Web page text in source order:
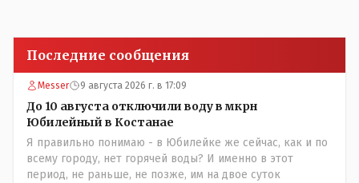
Последние сообщения
Messer 9 августа 2026 г. в 17:09
До 10 августа отключили воду в мкрн
Юбилейный в Костанае
Я правильно понимаю - в Юбилейке же сейчас, как и по
всему городу, нет горячей воды? И именно в этот
период, не раньше, не позже, им на двое суток